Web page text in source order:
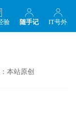
IT号外
随手记
验
本站原创